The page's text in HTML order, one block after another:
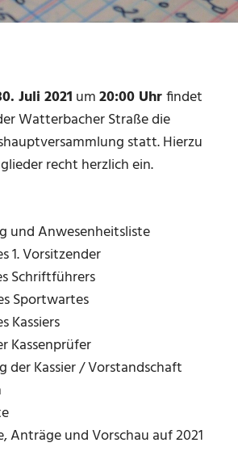
Juli 2021 um20:00 Uhrfindet
Watterbacher Straße die
statt. Hierzu
recht herzlich ein.
und Anwesenheitsliste
1. Vorsitzender
Schriftführers
Sportwartes
Kassiers
Kassenprüfer
der Kassier / Vorstandschaft
Anträge und Vorschau auf 2021